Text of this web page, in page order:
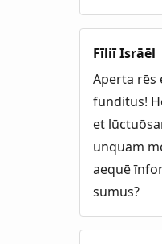
Fīliī Isrāēl
Aperta rēs
funditus!
et
unquam
aequē
sumus?